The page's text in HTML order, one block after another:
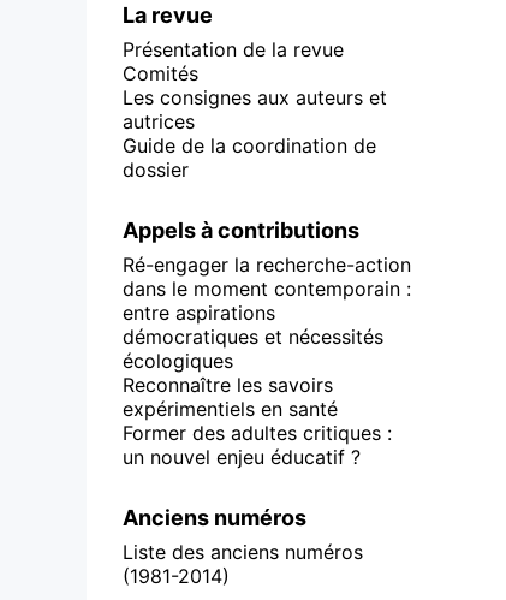
La revue
Présentation de la revue
Comités
Les consignes aux auteurs et
autrices
Guide de la coordination de
dossier
Appels à contributions
Ré-engager la recherche-action
dans le moment contemporain :
entre aspirations
démocratiques et nécessités
écologiques
Reconnaître les savoirs
expérimentiels en santé
Former des adultes critiques :
un nouvel enjeu éducatif ?
Anciens numéros
Liste des anciens numéros
(1981-2014)